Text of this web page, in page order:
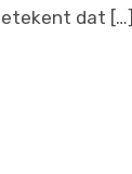
dat […]